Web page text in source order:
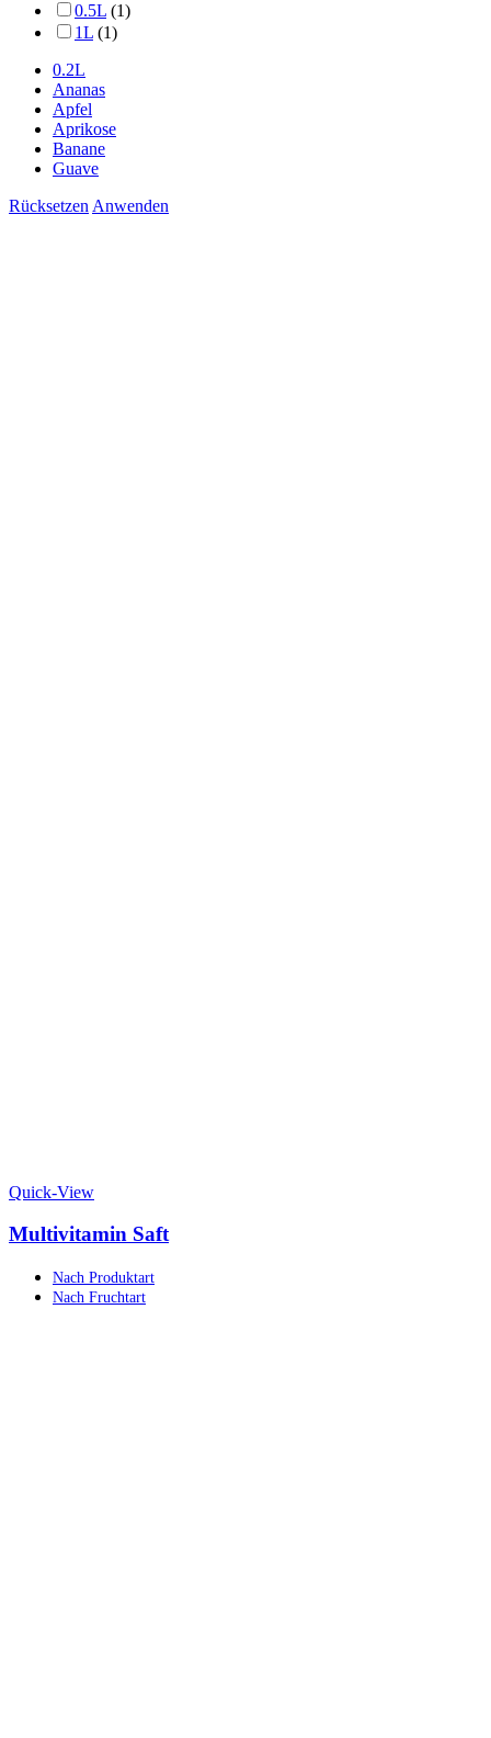
0.5L (1)
1L (1)
0.2L
Ananas
Apfel
Aprikose
Banane
Guave
Rücksetzen Anwenden
Quick-View
Multivitamin Saft
Nach Produktart
Nach Fruchtart